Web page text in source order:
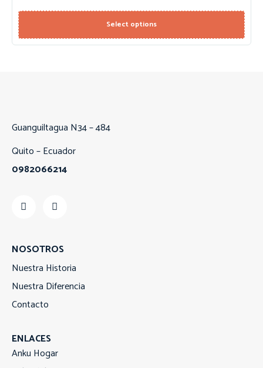
Select options
Guanguiltagua N34 – 484
Quito – Ecuador
0982066214
NOSOTROS
Nuestra Historia
Nuestra Diferencia
Contacto
ENLACES
Anku Hogar